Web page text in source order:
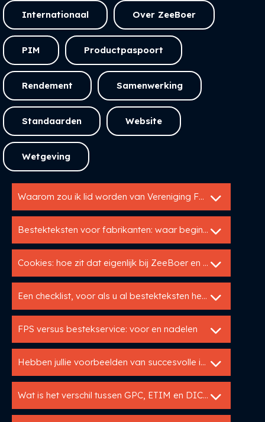
Internationaal Over ZeeBoer
PIM Productpaspoort
Rendement Samenwerking
Standaarden Website
Wetgeving
Waarom zou ik lid worden van Vereniging FBS?
Bestekteksten voor fabrikanten: waar begin ik?
Cookies: hoe zit dat eigenlijk bij ZeeBoer en UP?
Een checklist, voor als u al bestekteksten heeft
FPS versus bestekservice: voor en nadelen
Hebben jullie voorbeelden van succesvolle implementaties van Utopis?
Wat is het verschil tussen GPC, ETIM en DICO?